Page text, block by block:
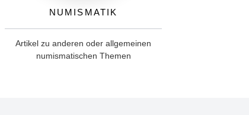
Numismatik
Artikel zu anderen oder allgemeinen
numismatischen Themen